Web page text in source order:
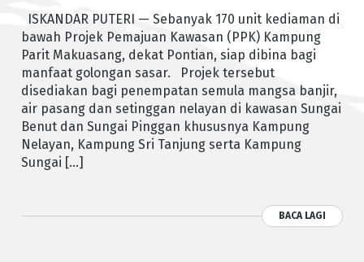
ISKANDAR PUTERI — Sebanyak 170 unit kediaman di
bawah Projek Pemajuan Kawasan (PPK) Kampung
Parit Makuasang, dekat Pontian, siap dibina bagi
manfaat golongan sasar. Projek tersebut
disediakan bagi penempatan semula mangsa banjir,
air pasang dan setinggan nelayan di kawasan Sungai
Benut dan Sungai Pinggan khususnya Kampung
Nelayan, Kampung Sri Tanjung serta Kampung
Sungai […]
BACA LAGI